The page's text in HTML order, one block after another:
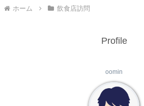
ホーム 飲食店訪問
Profile
oomin